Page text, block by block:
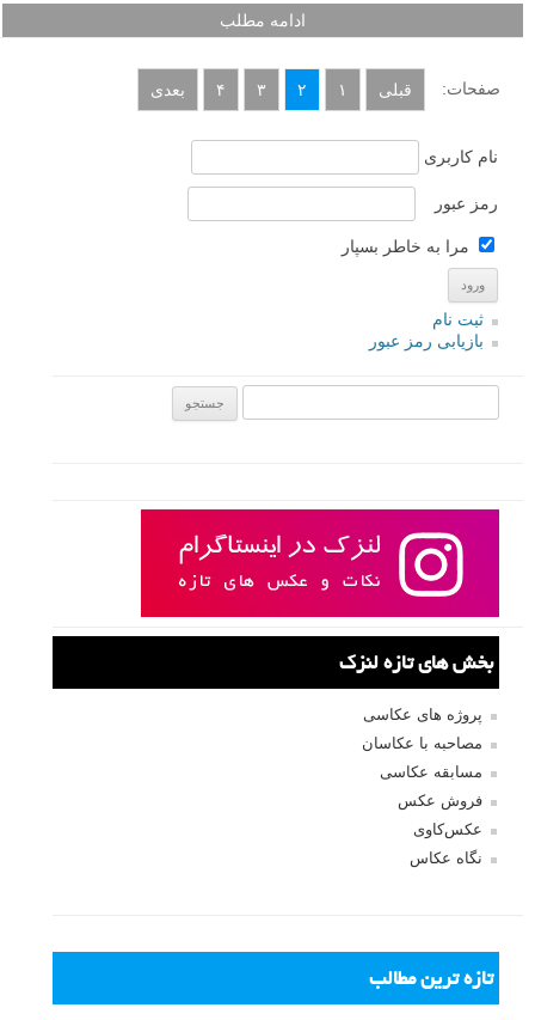
دریا معمولا حال و هوا و هیجان خاصی دارد. یک عکاس نمی تواند آنچه که
مراقب و منتظر لحظات مناسب بماند. که دراینصورت افراد، صخره ها،
ساحل وآسمان می توانند مورد توجه قرار گیرند.
صفحات: قبلی ۱ ۲ ۳ ۴ بعدی
رمز عبور
مرا به خاطر بسپار
بازیابی رمز عبور
جستجو یرای:
بخش های تازه لنزک